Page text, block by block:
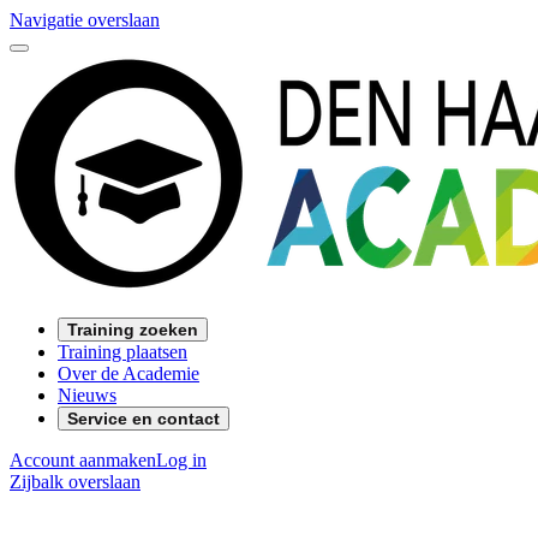
Navigatie overslaan
Training zoeken
Training plaatsen
Over de Academie
Nieuws
Service en contact
Account aanmakenLog in
Zijbalk overslaan